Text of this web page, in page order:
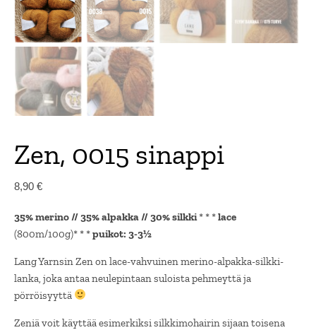
Zen, 0015 sinappi
8,90 €
35% merino // 35% alpakka // 30% silkki * * *lace
(800m/100g)* * *puikot: 3-3½
Lang Yarnsin Zen on lace-vahvuinen merino-alpakka-silkki-
lanka, joka antaa neulepintaan suloista pehmeyttä ja
pörröisyyttä
Zeniä voit käyttää esimerkiksi silkkimohairin sijaan toisena